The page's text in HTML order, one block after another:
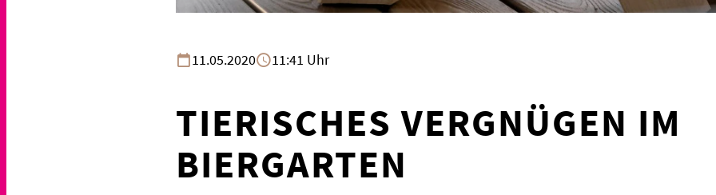
11.05.2020 11:41 Uhr
TIERISCHES VERGNÜGEN IM
BIERGARTEN